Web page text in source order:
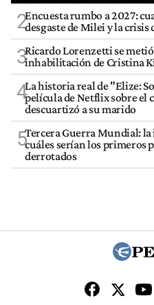
2Encuesta rumbo a 2027:
desgaste de Milei y la
3Ricardo Lorenzetti se
inhabilitación de Cristina
4La historia real de "Elize:
película de Netflix sobre el
descuartizó a su marido
5Tercera Guerra Mundial:
cuáles serían los primeros
derrotados